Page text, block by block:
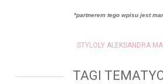
*partnerem tego wpisu jest
STYLOLY ALEKSANDRA
TAGI